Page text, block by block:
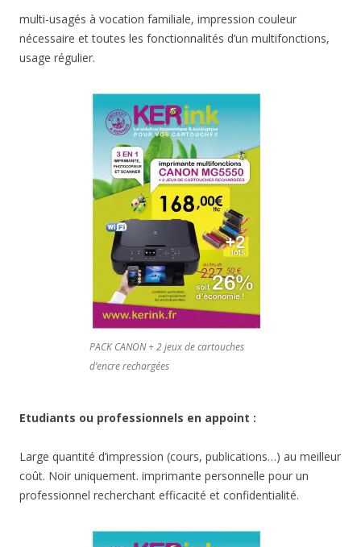
multi-usagés à vocation familiale, impression couleur
nécessaire et toutes les fonctionnalités d’un multifonctions,
usage régulier.
PACK CANON + 2 jeux de cartouches
d’encre rechargées
Etudiants ou professionnels en appoint :
Large quantité d’impression (cours, publications…) au meilleur
coût. Noir uniquement. imprimante personnelle pour un
professionnel recherchant efficacité et confidentialité.